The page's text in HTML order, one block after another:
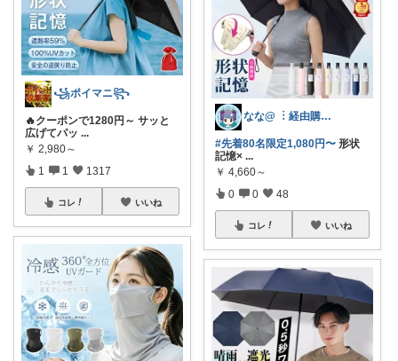
꧁ポイマニ꧂
🔥クーポンで1280円～ サッと
広げてパッ ...
￥ 2,980～
1 1 1317
コレ いいね
なな@ ︙経由購入ありがとうございます✨
#先着80名限定1,080円〜 形状
記憶× ...
￥ 4,660～
0 0 48
コレ いいね